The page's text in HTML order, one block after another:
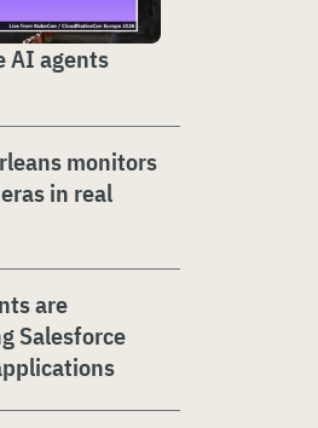
AI agents
monitors
in real
are
Salesforce